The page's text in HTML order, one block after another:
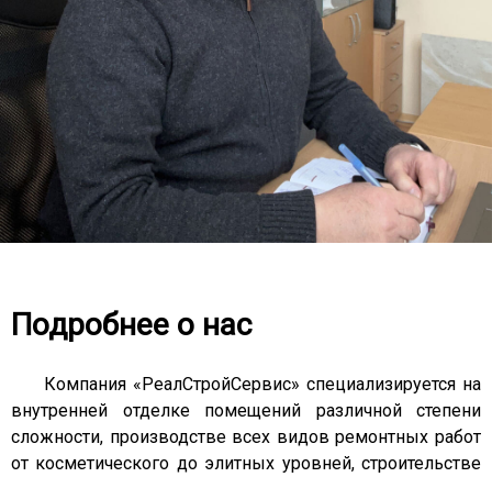
Подробнее о нас
Компания «РеалСтройСервис» специализируется на
внутренней отделке помещений различной степени
сложности, производстве всех видов ремонтных работ
от косметического до элитных уровней, строительстве